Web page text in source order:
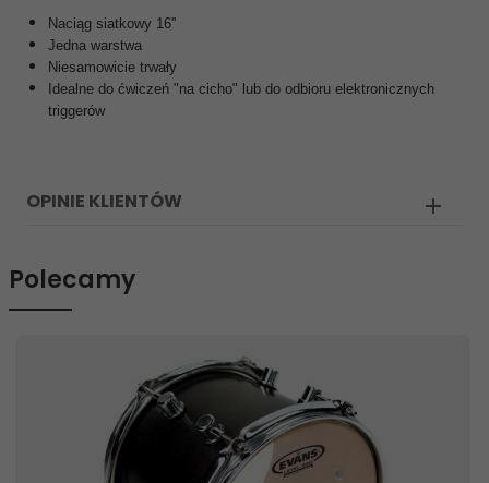
Naciąg siatkowy 16''
Jedna warstwa
Niesamowicie trwały
Idealne do ćwiczeń "na cicho" lub do odbioru elektronicznych
triggerów
OPINIE KLIENTÓW
Polecamy